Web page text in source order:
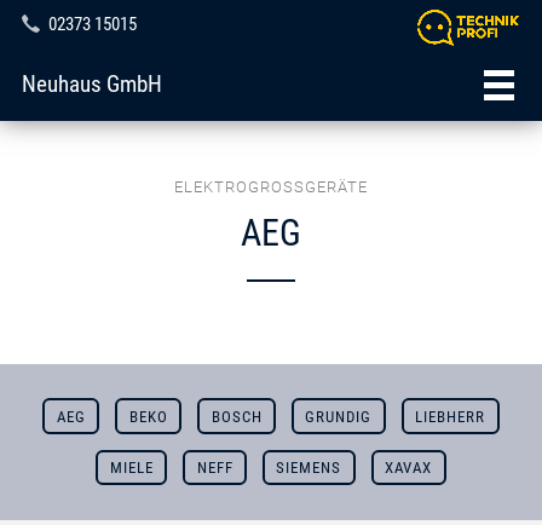
02373 15015
Neuhaus GmbH
ELEKTROGROSSGERÄTE
AEG
AEG BEKO BOSCH GRUNDIG LIEBHERR
MIELE NEFF SIEMENS XAVAX